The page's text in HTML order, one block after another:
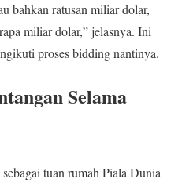
bahkan ratusan miliar dolar,
miliar dolar,” jelasnya. Ini
proses bidding nantinya.
Selama
tuan rumah Piala Dunia